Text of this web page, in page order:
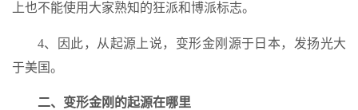
上也不能使用大家熟知的狂派和博派标志。
4、因此，从起源上说，变形金刚源于日本，发扬光大
于美国。
二、变形金刚的起源在哪里